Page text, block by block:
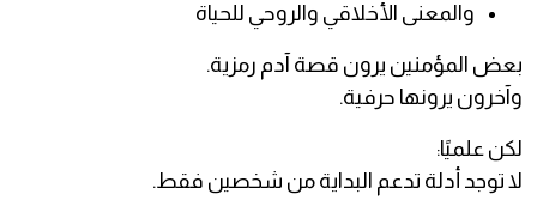
والمعنى الأخلاقي والروحي للحياة
بعض المؤمنين يرون قصة آدم رمزية.
وآخرون يرونها حرفية.
لكن علميًا:
لا توجد أدلة تدعم البداية من شخصين فقط.